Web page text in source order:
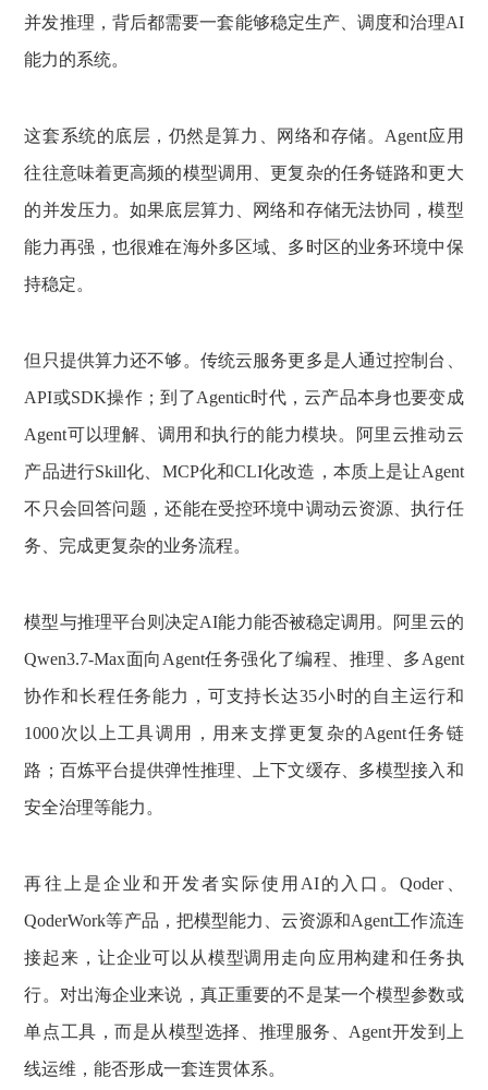
并发推理，背后都需要一套能够稳定生产、调度和治理AI
能力的系统。
这套系统的底层，仍然是算力、网络和存储。Agent应用
往往意味着更高频的模型调用、更复杂的任务链路和更大
的并发压力。如果底层算力、网络和存储无法协同，模型
能力再强，也很难在海外多区域、多时区的业务环境中保
持稳定。
但只提供算力还不够。传统云服务更多是人通过控制台、
API或SDK操作；到了Agentic时代，云产品本身也要变成
Agent可以理解、调用和执行的能力模块。阿里云推动云
产品进行Skill化、MCP化和CLI化改造，本质上是让Agent
不只会回答问题，还能在受控环境中调动云资源、执行任
务、完成更复杂的业务流程。
模型与推理平台则决定AI能力能否被稳定调用。阿里云的
Qwen3.7-Max面向Agent任务强化了编程、推理、多Agent
协作和长程任务能力，可支持长达35小时的自主运行和
1000次以上工具调用，用来支撑更复杂的Agent任务链
路；百炼平台提供弹性推理、上下文缓存、多模型接入和
安全治理等能力。
再往上是企业和开发者实际使用AI的入口。Qoder、
QoderWork等产品，把模型能力、云资源和Agent工作流连
接起来，让企业可以从模型调用走向应用构建和任务执
行。对出海企业来说，真正重要的不是某一个模型参数或
单点工具，而是从模型选择、推理服务、Agent开发到上
线运维，能否形成一套连贯体系。